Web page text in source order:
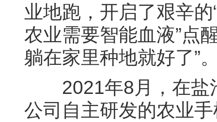
业地跑，开启了艰辛
农业需要智能血液”点
躺在家里种地就好了”
2021年8月，在盐
公司自主研发的农业